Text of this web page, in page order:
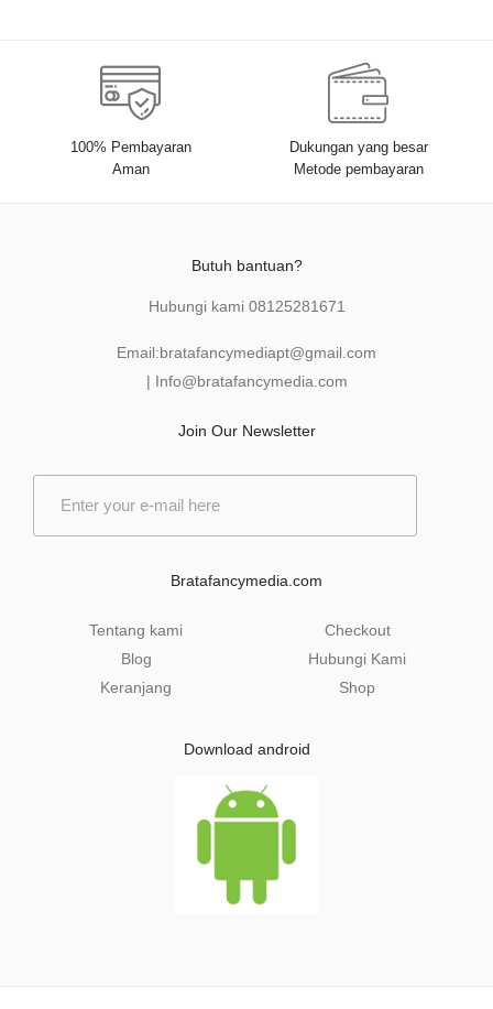
100% Pembayaran
Aman
Dukungan yang besar
Metode pembayaran
Butuh bantuan?
Hubungi kami 08125281671
Email:bratafancymediapt@gmail.com
| Info@bratafancymedia .com
Join Our Newsletter
Bratafancymedia.com
Tentang kami
Blog
Keranjang
Checkout
Hubungi Kami
Shop
Download android